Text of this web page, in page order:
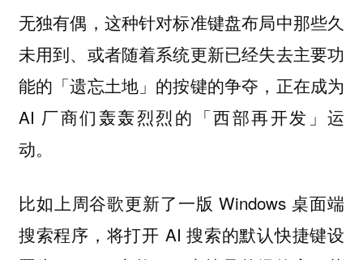
无独有偶，这种针对标准键盘布局中那些久
未用到、或者随着系统更新已经失去主要功
能的「遗忘土地」的按键的争夺，正在成为
AI 厂商们轰轰烈烈的「西部再开发」运
动。
比如上周谷歌更新了一版 Windows 桌面端
搜索程序，将打开 AI 搜索的默认快捷键设